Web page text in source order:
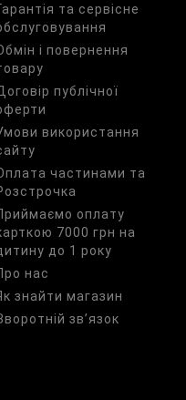
та сервісне
і повернення
публічної
використання
частинами та
оплату
7000 грн на
до 1 року
нас
знайти магазин
зв’язок